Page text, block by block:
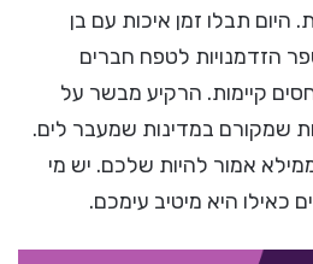
תבלו זמן איכות עם בן
הזדמנויות לטפח חברים
קיימות. הרקיע מבשר על
שמקורם במדינות שמעבר לים.
אמור להיות שלכם. יש מי
כאילו היא מיטיב עימכם.